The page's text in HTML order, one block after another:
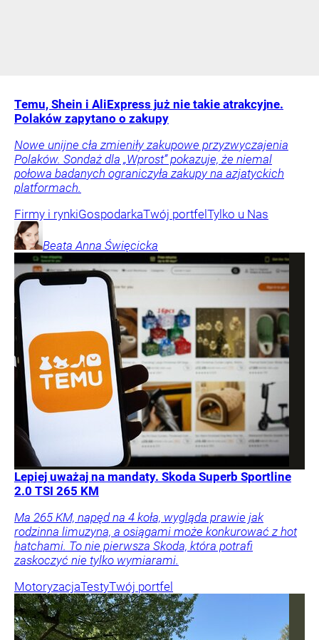
Temu, Shein i AliExpress już nie takie atrakcyjne.
Polaków zapytano o zakupy
Nowe unijne cła zmieniły zakupowe przyzwyczajenia
Polaków. Sondaż dla „Wprost” pokazuje, że niemal
połowa badanych ograniczyła zakupy na azjatyckich
platformach.
Firmy i rynkiGospodarkaTwój portfel Tylko u Nas
Beata Anna Święcicka
Lepiej uważaj na mandaty. Skoda Superb Sportline
2.0 TSI 265 KM
Ma 265 KM, napęd na 4 koła, wygląda prawie jak
rodzinna limuzyna, a osiągami może konkurować z hot
hatchami. To nie pierwsza Skoda, która potrafi
zaskoczyć nie tylko wymiarami.
MotoryzacjaTestyTwój portfel